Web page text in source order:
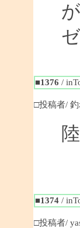
■1376 /
□投稿者/
■1374/
□投稿者/